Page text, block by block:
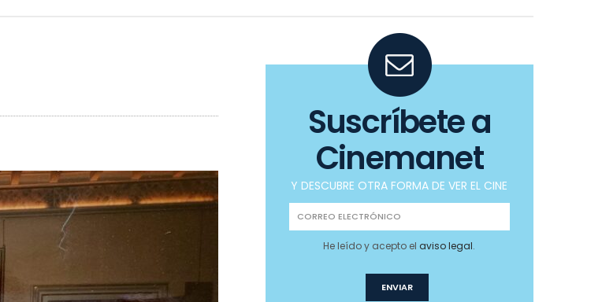
Suscríbete a
Cinemanet
Y DESCUBRE OTRA FORMA DE VER EL CINE
He leído y acepto elaviso legal.